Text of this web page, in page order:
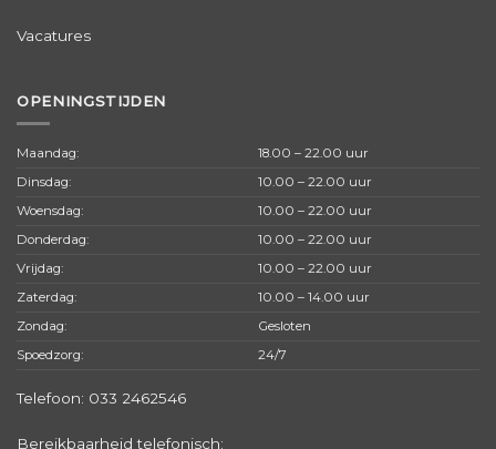
Vacatures
OPENINGSTIJDEN
Maandag:
18.00 – 22.00 uur
Dinsdag:
10.00 – 22.00 uur
Woensdag:
10.00 – 22.00 uur
Donderdag:
10.00 – 22.00 uur
Vrijdag:
10.00 – 22.00 uur
Zaterdag:
10.00 – 14.00 uur
Zondag:
Gesloten
Spoedzorg:
24/7
Telefoon: 033 2462546
Bereikbaarheid telefonisch: